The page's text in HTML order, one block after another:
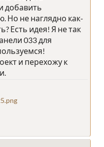
добавить
Но не наглядно как-
Есть идея! Я не так
033 для
и перехожу к